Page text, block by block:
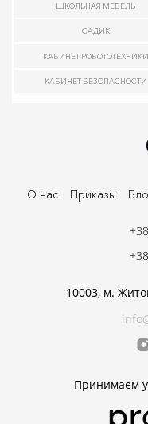
ШКОЛЬНАЯ МЕБЕЛЬ
САДИК
КАБИНЕТ РОБОТОТЕХНИКИ
КАБИНЕТ БЕЗОПАСНОСТИ
О нас Приказы
10003, м.
Принимаем